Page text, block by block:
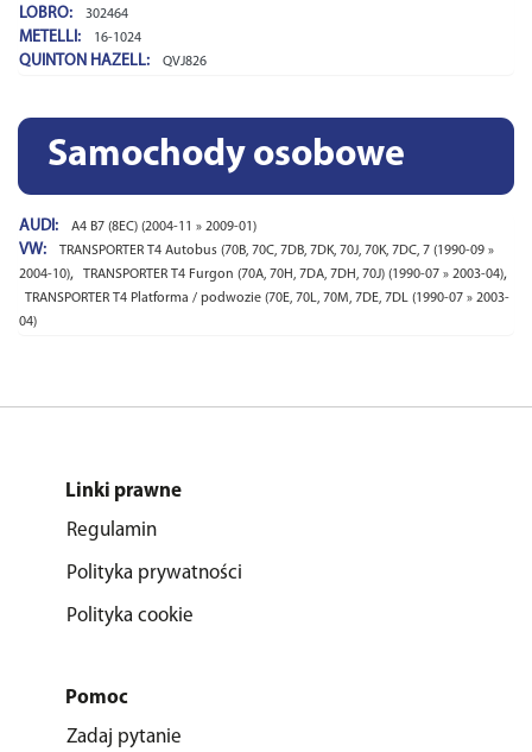
LOBRO: 302464
METELLI: 16-1024
QUINTON HAZELL: QVJ826
Samochody osobowe
AUDI: A4 B7 (8EC) (2004-11 » 2009-01)
VW:
TRANSPORTER T4 Autobus (70B, 70C, 7DB, 7DK, 70J, 70K, 7DC, 7 (1990-09 »
2004-10), TRANSPORTER T4 Furgon (70A, 70H, 7DA, 7DH, 70J) (1990-07 » 2003-04),
TRANSPORTER T4 Platforma / podwozie (70E, 70L, 70M, 7DE, 7DL (1990-07 » 2003-
04)
Linki prawne
Regulamin
Polityka prywatności
Polityka cookie
Pomoc
Zadaj pytanie